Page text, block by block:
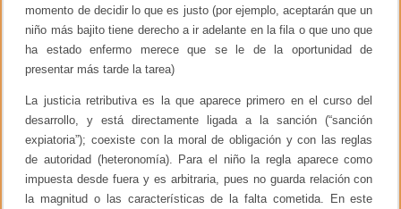
momento de decidir lo que es justo (por ejemplo, aceptarán que un
niño más bajito tiene derecho a ir adelante en la fila o que uno que
ha estado enfermo merece que se le de la oportunidad de
presentar más tarde la tarea)
La justicia retributiva es la que aparece primero en el curso del
desarrollo, y está directamente ligada a la sanción (“sanción
expiatoria”); coexiste con la moral de obligación y con las reglas
de autoridad (heteronomía). Para el niño la regla aparece como
impuesta desde fuera y es arbitraria, pues no guarda relación con
la magnitud o las características de la falta cometida. En este